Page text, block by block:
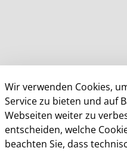
KDN Demo
Wir verwenden Cookies,
Service zu bieten und auf
Webseiten weiter zu
entscheiden, welche
beachten Sie, dass